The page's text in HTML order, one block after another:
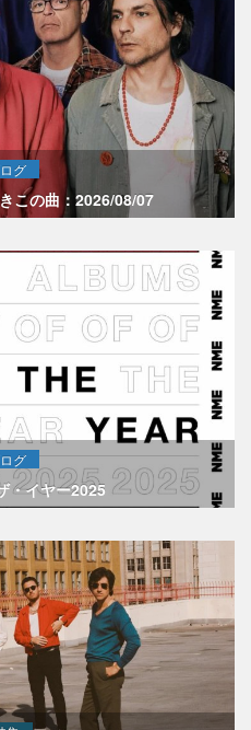
グ
この曲：2026/08/07
グ
・イヤー2025